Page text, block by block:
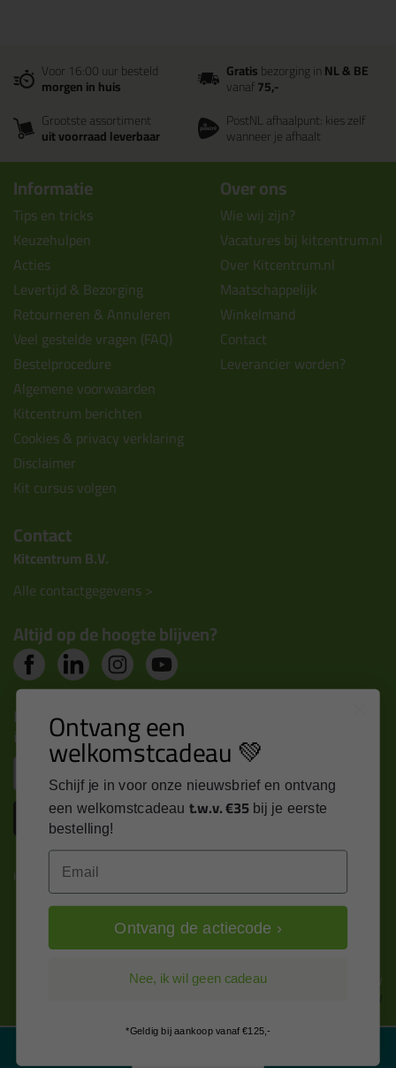
Voor 16:00 uur besteld
morgen in huis
Gratisbezorging inNL & BE
vanaf75,-
Grootste assortiment
uit voorraad leverbaar
PostNL afhaalpunt: kies zelf
wanneer je afhaalt
Informatie
Tips en tricks
Keuzehulpen
Acties
Levertijd & Bezorging
Retourneren & Annuleren
Veel gestelde vragen (FAQ)
Bestelprocedure
Algemene voorwaarden
Kitcentrum berichten
Cookies & privacy verklaring
Disclaimer
Kit cursus volgen
Over ons
Wie wij zijn?
Vacatures bij kitcentrum.nl
Over Kitcentrum.nl
Maatschappelijk
Winkelmand
Contact
Leverancier worden?
Contact
Kitcentrum B.V.
Alle contactgegevens >
Altijd op de hoogte blijven?
Nieuws, tips en exclusieve deals rechtstreeks in je
inbox
Inschrijven
Kitcentrum is trots op:
Alle prijzen zijn in EURO en excl. 21% BTW
wijzig naar incl. BTW
Ontvang een
welkomstcadeau 💚
Schijf je in voor onze nieuwsbrief en ontvang
een welkomstcadeau t.w.v. €35 bij je eerste
bestelling!
Email
Ontvang de actiecode ›
Nee, ik wil geen cadeau
*Geldig bij aankoop vanaf €125,-